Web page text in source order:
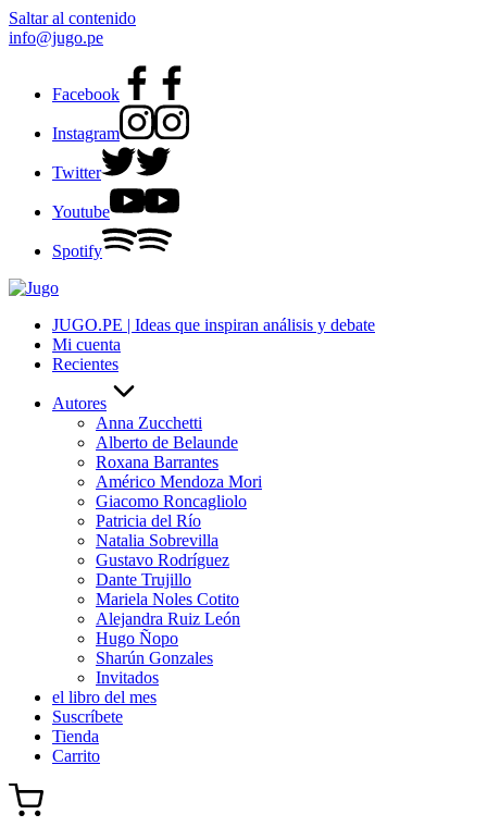
Saltar al contenido
info@jugo.pe
Facebook
Instagram
Twitter
Youtube
Spotify
JUGO.PE | Ideas que inspiran análisis y debate
Mi cuenta
Recientes
Autores
Anna Zucchetti
Alberto de Belaunde
Roxana Barrantes
Américo Mendoza Mori
Giacomo Roncagliolo
Patricia del Río
Natalia Sobrevilla
Gustavo Rodríguez
Dante Trujillo
Mariela Noles Cotito
Alejandra Ruiz León
Hugo Ñopo
Sharún Gonzales
Invitados
el libro del mes
Suscríbete
Tienda
Carrito